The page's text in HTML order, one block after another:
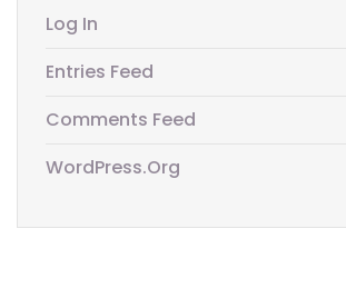
Log In
Entries Feed
Comments Feed
WordPress.org